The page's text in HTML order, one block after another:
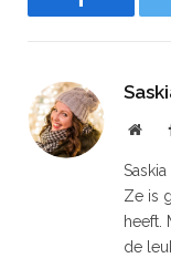
Facebook
Ze is
heeft.
de